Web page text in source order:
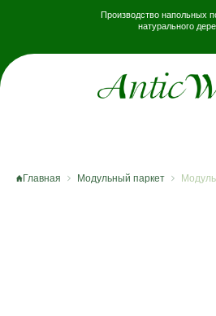
Производство напольных покрытий из
натурального дерева
Главная Модульный паркет